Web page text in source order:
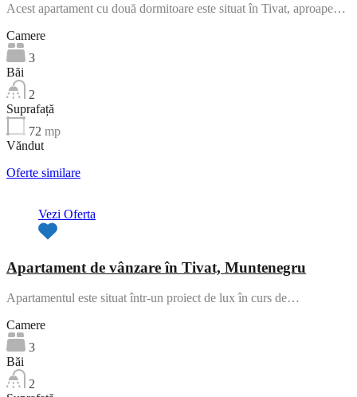
Acest apartament cu două dormitoare este situat în Tivat, aproape…
Camere
3
Băi
2
Suprafață
72 mp
Văndut
Oferte similare
Vezi Oferta
Apartament de vânzare în Tivat, Muntenegru
Apartamentul este situat într-un proiect de lux în curs de…
Camere
3
Băi
2